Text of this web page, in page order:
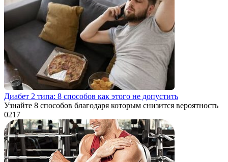
Диабет 2 типа: 8 способов как этого не допустить
Узнайте 8 способов благодаря которым снизится вероятность
0217